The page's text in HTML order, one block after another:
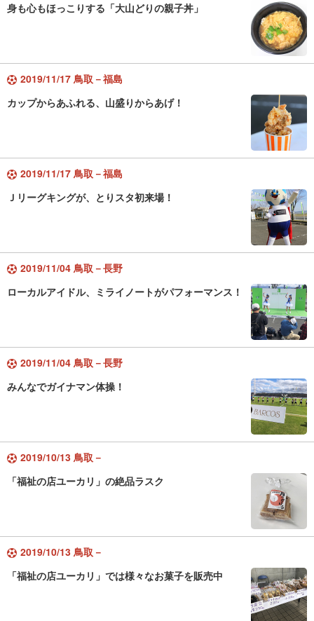
身も心もほっこりする「大山どりの親子丼」
2019/11/17 鳥取－福島
カップからあふれる、山盛りからあげ！
2019/11/17 鳥取－福島
Ｊリーグキングが、とりスタ初来場！
2019/11/04 鳥取－長野
ローカルアイドル、ミライノートがパフォーマンス！
2019/11/04 鳥取－長野
みんなでガイナマン体操！
2019/10/13 鳥取－
「福祉の店ユーカリ」の絶品ラスク
2019/10/13 鳥取－
「福祉の店ユーカリ」では様々なお菓子を販売中